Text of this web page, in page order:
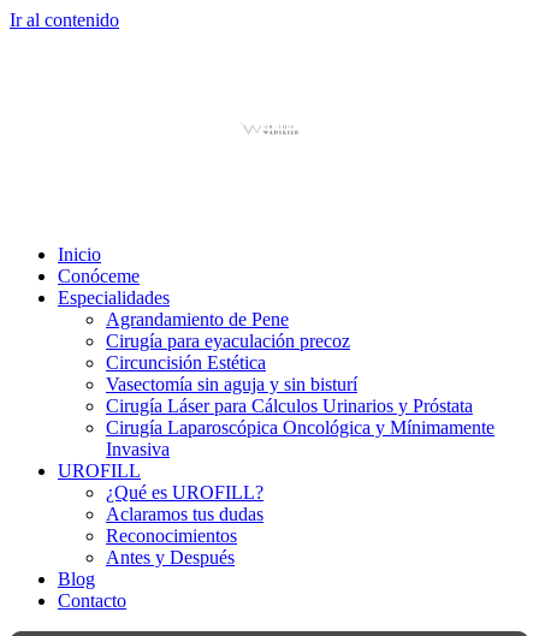
Ir al contenido
Inicio
Conóceme
Especialidades
Agrandamiento de Pene
Cirugía para eyaculación precoz
Circuncisión Estética
Vasectomía sin aguja y sin bisturí
Cirugía Láser para Cálculos Urinarios y Próstata
Cirugía Laparoscópica Oncológica y Mínimamente
Invasiva
UROFILL
¿Qué es UROFILL?
Aclaramos tus dudas
Reconocimientos
Antes y Después
Blog
Contacto